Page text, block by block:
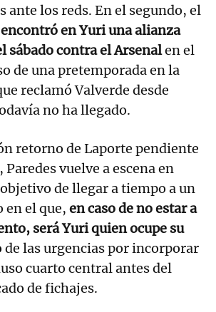
ante los reds. En el segundo, el
en Yuri una alianza
sábado contra el Arsenalen el
de una pretemporada en la
reclamó Valverde desde
no ha llegado.
retorno de Laporte pendiente
vuelve a escena en
de llegar a tiempo a un
en el que, en caso de no estar a
será Yuri quien ocupe su
las urgencias por incorporar
cuarto central antes del
de fichajes.